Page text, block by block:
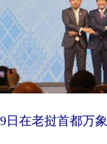
在老挝首都万象